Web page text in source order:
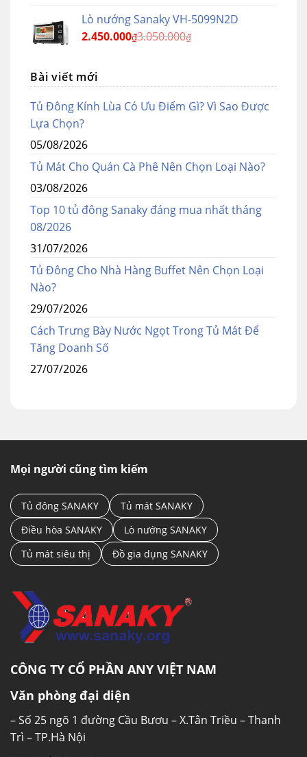
Lò nướng Sanaky VH-5099N2D
2.450.000₫3.050.000₫
Bài viết mới
Tủ Đông Kính Lùa Có Ưu Điểm Gì? Vì Sao Được
Lựa Chọn?
05/08/2026
Tủ Mát Cho Quán Cà Phê Nên Chọn Loại Nào?
03/08/2026
Top 10 tủ đông Sanaky đáng mua nhất tháng
08/2026
31/07/2026
Tủ Đông Cho Nhà Hàng Buffet Nên Chọn Loại
Nào?
29/07/2026
Cách Trưng Bày Nước Ngọt Trong Tủ Mát Để
Tăng Doanh Số
27/07/2026
Mọi người cũng tìm kiếm
Tủ đông SANAKY
Tủ mát SANAKY
Điều hòa SANAKY
Lò nướng SANAKY
Tủ mát siêu thị
Đồ gia dụng SANAKY
CÔNG TY CỔ PHẦN ANY VIỆT NAM
Văn phòng đại diện
– Số 25 ngõ 1 đường Cầu Bươu – X.Tân Triều – Thanh
Trì – TP.Hà Nội